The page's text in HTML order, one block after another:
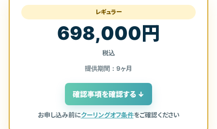
レギュラー
698,000円
税込
提供期間：9ヶ月
確認事項を確認する ↓
お申し込み前にクーリングオフ条件をご確認ください